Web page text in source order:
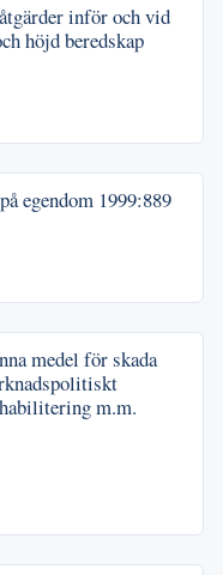
inför och vid
höjd beredskap
egendom 1999:889
medel för skada
m.m.